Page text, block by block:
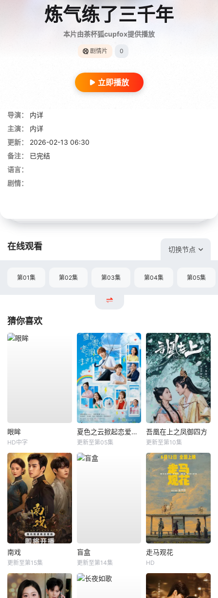
炼气练了三千年
本片由茶杯狐cupfox提供播放
剧情片 0
立即播放
导演：
内详
主演：
内详
更新：
2026-02-13 06:30
备注：
已完结
语言：
剧情：
在线观看 切换节点
第01集 第02集 第03集 第04集 第05集
猜你喜欢
眼眸
HD中字
夏色之云掀起恋爱与风暴
更新至第05集
吾凰在上之凤御四方
更新至第10集
南戏
更新至第15集
盲盒
更新至第14集
走马观花
HD